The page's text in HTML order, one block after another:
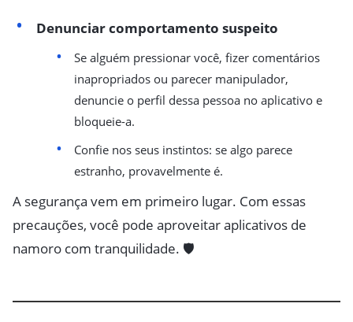
Denunciar comportamento suspeito
Se alguém pressionar você, fizer comentários
inapropriados ou parecer manipulador,
denuncie o perfil dessa pessoa no aplicativo e
bloqueie-a.
Confie nos seus instintos: se algo parece
estranho, provavelmente é.
A segurança vem em primeiro lugar. Com essas
precauções, você pode aproveitar aplicativos de
namoro com tranquilidade. 🛡️